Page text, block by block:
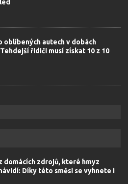
oblíbených autech v dobách
řidiči musí získat 10 z 10
domácích zdrojů, které hmyz
Díky této směsi se vyhnete i